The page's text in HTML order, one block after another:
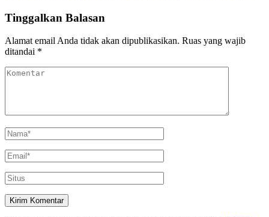
Tinggalkan Balasan
Alamat email Anda tidak akan dipublikasikan. Ruas yang wajib
ditandai *